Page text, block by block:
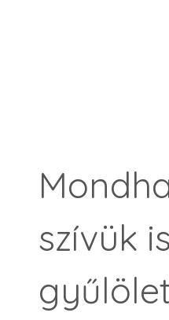
szívük